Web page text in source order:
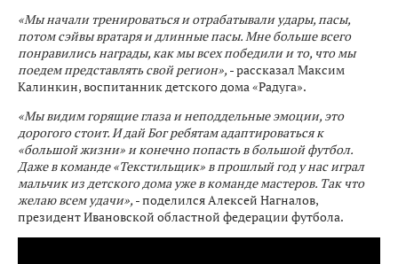
«Мы начали тренироваться и отрабатывали удары, пасы,
потом сэйвы вратаря и длинные пасы. Мне больше всего
понравились награды, как мы всех победили и то, что мы
поедем представлять свой регион», - рассказал Максим
Калинкин, воспитанник детского дома «Радуга».
«Мы видим горящие глаза и неподдельные эмоции, это
дорогого стоит. И дай Бог ребятам адаптироваться к
«большой жизни» и конечно попасть в большой футбол.
Даже в команде «Текстильщик» в прошлый год у нас играл
мальчик из детского дома уже в команде мастеров. Так что
желаю всем удачи», - поделился Алексей Нагналов,
президент Ивановской областной федерации футбола.